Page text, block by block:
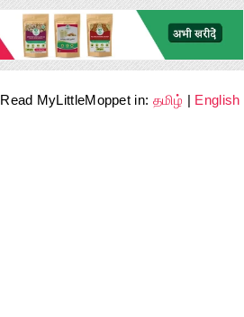
Read MyLittleMoppet in: தமிழ் | English